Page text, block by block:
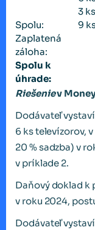
3 ks
Spolu:
9
Zaplatená
záloha:
Spolu k
úhrade:
Riešeniev
Dodávateľ
6 ks televízorov,
20 % sadzba) v
v príklade 2.
Daňový doklad k
v roku 2024,
Dodávateľ